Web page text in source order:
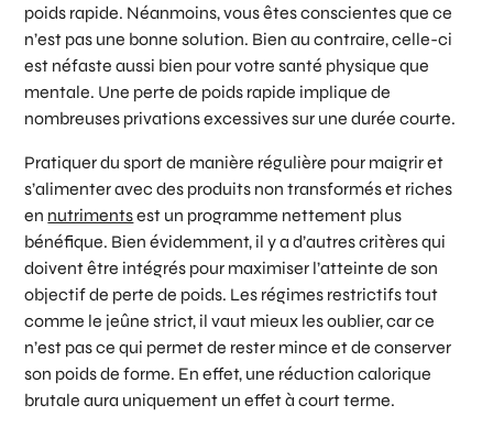
poids rapide. Néanmoins, vous êtes conscientes que ce
n’est pas une bonne solution. Bien au contraire, celle-ci
est néfaste aussi bien pour votre santé physique que
mentale. Une perte de poids rapide implique de
nombreuses privations excessives sur une durée courte.
Pratiquer du sport de manière régulière pour maigrir et
s’alimenter avec des produits non transformés et riches
en nutrimentsest un programme nettement plus
bénéfique. Bien évidemment, il y a d’autres critères qui
doivent être intégrés pour maximiser l’atteinte de son
objectif de perte de poids. Les régimes restrictifs tout
comme le jeûne strict, il vaut mieux les oublier, car ce
n’est pas ce qui permet de rester mince et de conserver
son poids de forme. En effet, une réduction calorique
brutale aura uniquement un effet à court terme.